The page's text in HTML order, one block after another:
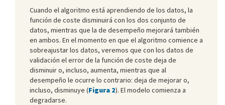
Cuando el algoritmo está aprendiendo de los datos, la
función de coste disminuirá con los dos conjunto de
datos, mientras que la de desempeño mejorará también
en ambos. En el momento en que el algoritmo comience a
sobreajustar los datos, veremos que con los datos de
validación el error de la función de coste deja de
disminuir o, incluso, aumenta, mientras que al
desempeño le ocurre lo contrario: deja de mejorar o,
incluso, disminuye (Figura 2). El modelo comienza a
degradarse.